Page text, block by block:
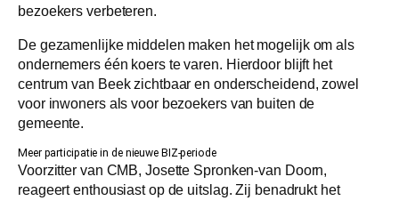
bezoekers verbeteren.
De gezamenlijke middelen maken het mogelijk om als
ondernemers één koers te varen. Hierdoor blijft het
centrum van Beek zichtbaar en onderscheidend, zowel
voor inwoners als voor bezoekers van buiten de
gemeente.
Meer participatie in de nieuwe BIZ-periode
Voorzitter van CMB, Josette Spronken-van Doorn,
reageert enthousiast op de uitslag. Zij benadrukt het